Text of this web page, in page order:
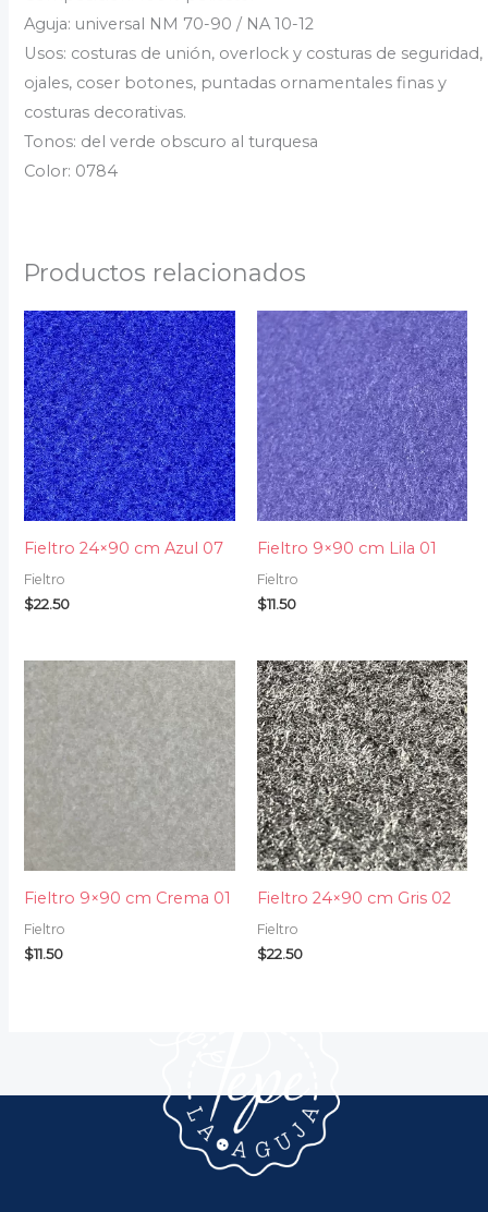
Aguja: universal NM 70-90 / NA 10-12
Usos: costuras de unión, overlock y costuras de seguridad,
ojales, coser botones, puntadas ornamentales finas y
costuras decorativas.
Tonos: del verde obscuro al turquesa
Color: 0784
Productos relacionados
Fieltro 24×90 cm Azul 07
Fieltro
$22.50
Fieltro 9×90 cm Lila 01
Fieltro
$11.50
Fieltro 9×90 cm Crema 01
Fieltro
$11.50
Fieltro 24×90 cm Gris 02
Fieltro
$22.50